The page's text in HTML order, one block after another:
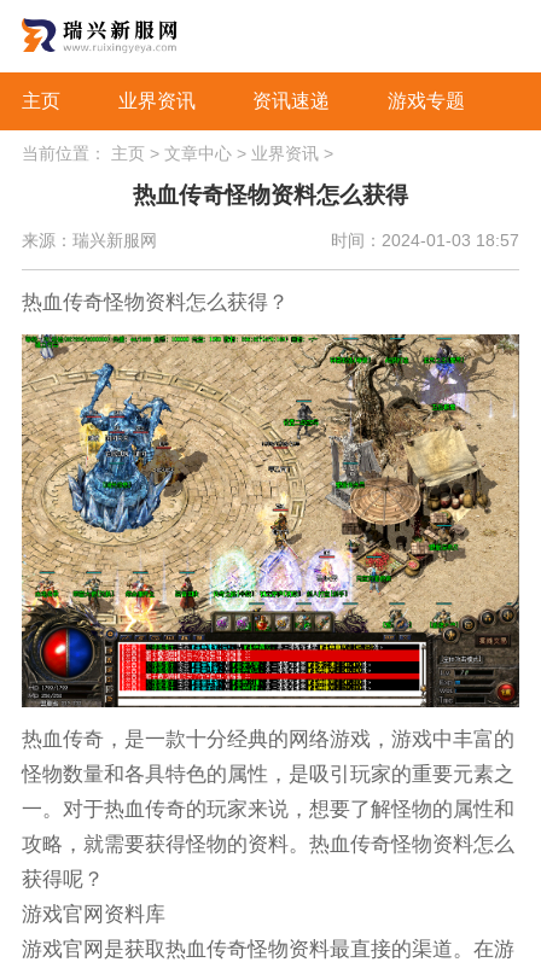
主页 业界资讯 资讯速递 游戏专题
当前位置： 主页> 文章中心> 业界资讯>
热血传奇怪物资料怎么获得
来源：瑞兴新服网 时间：2024-01-03 18:57
热血传奇怪物资料怎么获得？
热血传奇，是一款十分经典的网络游戏，游戏中丰富的
怪物数量和各具特色的属性，是吸引玩家的重要元素之
一。对于热血传奇的玩家来说，想要了解怪物的属性和
攻略，就需要获得怪物的资料。热血传奇怪物资料怎么
获得呢？
游戏官网资料库
游戏官网是获取热血传奇怪物资料最直接的渠道。在游